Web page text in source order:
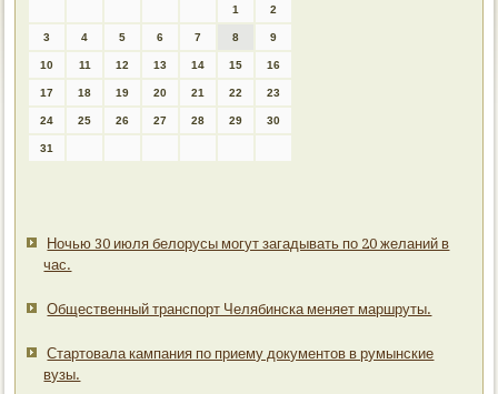
1 2
3 4 5 6 7 8 9
10 11 12 13 14 15 16
17 18 19 20 21 22 23
24 25 26 27 28 29 30
31
Ночью 30 июля белорусы могут загадывать по 20 желаний в
час.
Общественный транспорт Челябинска меняет маршруты.
Стартовала кампания по приему документов в румынские
вузы.